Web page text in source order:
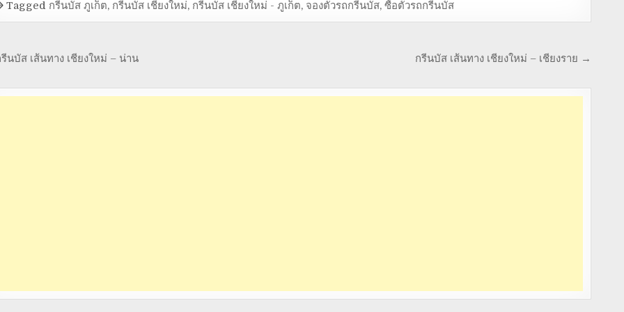
Tagged กรีนบัส ภูเก็ต, กรีนบัส เชียงใหม่, กรีนบัส เชียงใหม่ - ภูเก็ต, จองตั๋วรถกรีนบัส, ซื้อตั๋วรถกรีนบัส
กรีนบัส เส้นทาง เชียงใหม่ – เชียงราย →
นบัส เส้นทาง เชียงใหม่ – น่าน